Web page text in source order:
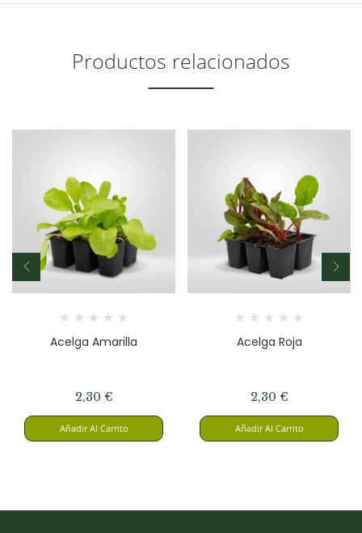
Productos relacionados
Acelga Amarilla
2,30 €
Añadir Al Carrito
Acelga Roja
2,30 €
Añadir Al Carrito